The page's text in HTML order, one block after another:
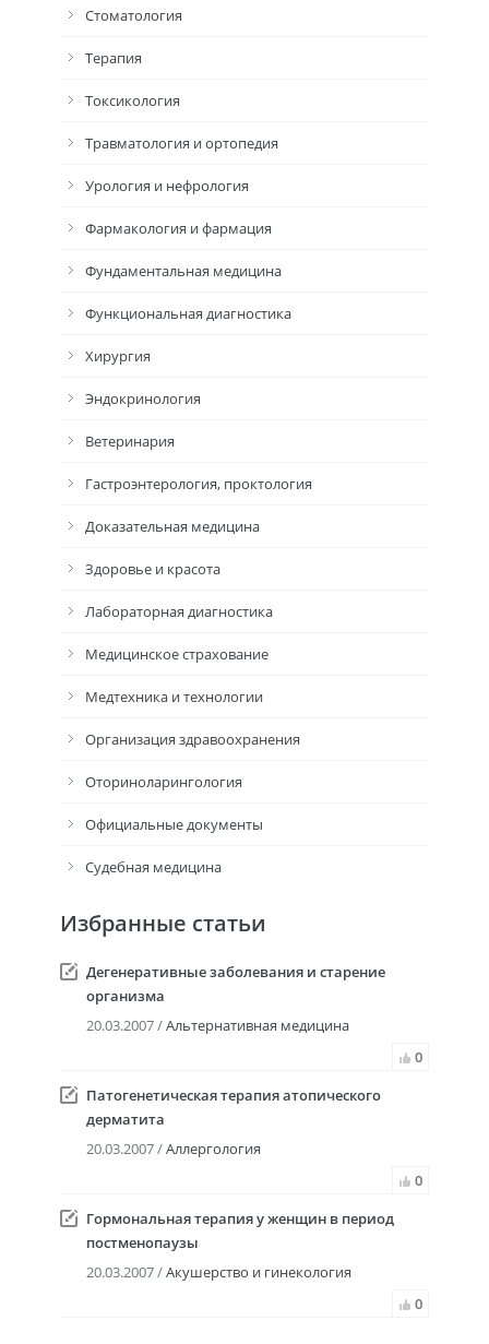
Стоматология
Терапия
Токсикология
Травматология и ортопедия
Урология и нефрология
Фармакология и фармация
Фундаментальная медицина
Функциональная диагностика
Хирургия
Эндокринология
Ветеринария
Гастроэнтерология, проктология
Доказательная медицина
Здоровье и красота
Лабораторная диагностика
Медицинское страхование
Медтехника и технологии
Организация здравоохранения
Оториноларингология
Официальные документы
Судебная медицина
Избранные статьи
Дегенеративные заболевания и старение
организма
20.03.2007 /Альтернативная медицина
0
Патогенетическая терапия атопического
дерматита
20.03.2007 /Аллергология
0
Гормональная терапия у женщин в период
постменопаузы
20.03.2007 /Акушерство и гинекология
0